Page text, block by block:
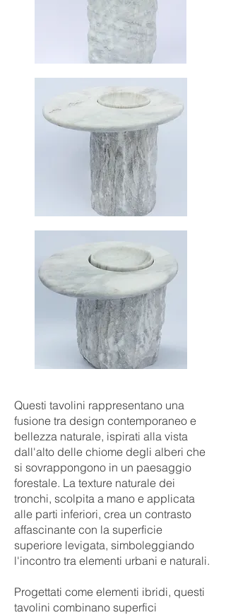
Questi tavolini rappresentano una
fusione tra design contemporaneo e
bellezza naturale, ispirati alla vista
dall'alto delle chiome degli alberi che
si sovrappongono in un paesaggio
forestale. La texture naturale dei
tronchi, scolpita a mano e applicata
alle parti inferiori, crea un contrasto
affascinante con la superficie
superiore levigata, simboleggiando
l'incontro tra elementi urbani e naturali.
Progettati come elementi ibridi, questi
tavolini combinano superfici